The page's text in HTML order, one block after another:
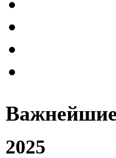
2025